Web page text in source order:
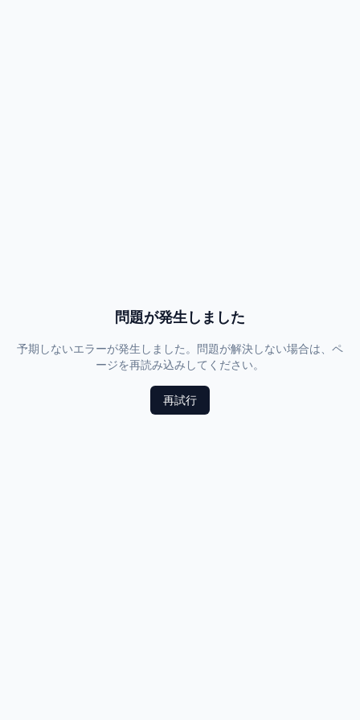
問題が発生しました
予期しないエラーが発生しました。問題が解決しない場合は、ペ
ージを再読み込みしてください。
再試行